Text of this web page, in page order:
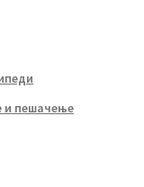
и пешачење